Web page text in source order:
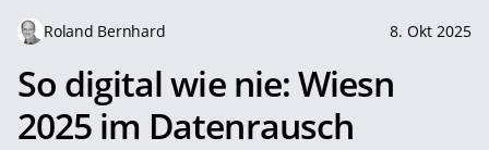
Roland Bernhard 8. Okt 2025
So digital wie nie: Wiesn
2025 im Datenrausch